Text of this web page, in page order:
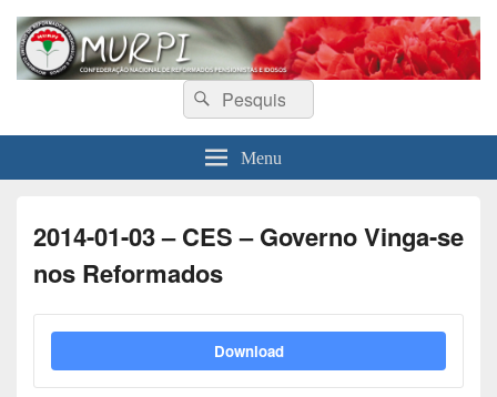
MURPI
Confederação Nacional de Reformados, Pensionistas e Idosos
Search
for:
Search
Menu
2014-01-03 – CES – Governo Vinga-se
nos Reformados
Download